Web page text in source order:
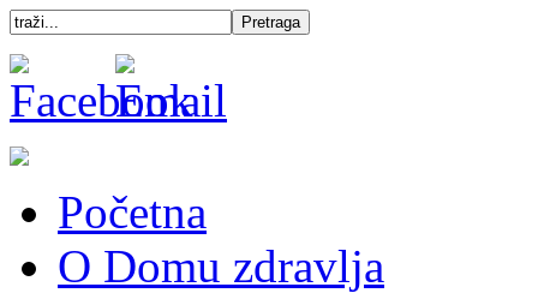
Početna
O Domu zdravlja